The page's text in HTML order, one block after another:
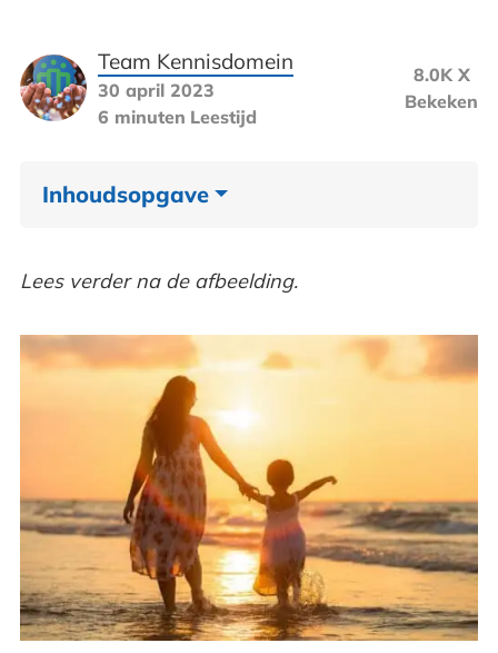
Team Kennisdomein
30 april 2023
6 minuten Leestijd
8.0K X
Bekeken
Inhoudsopgave
Tot slot
Lees verder na de afbeelding.